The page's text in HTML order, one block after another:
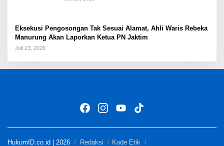
Eksekusi Pengosongan Tak Sesuai Alamat, Ahli Waris Rebeka
Manurung Akan Laporkan Ketua PN Jaktim
Juli 23, 2026
HukumID.co.id | 2026 Redaksi Kode Etik